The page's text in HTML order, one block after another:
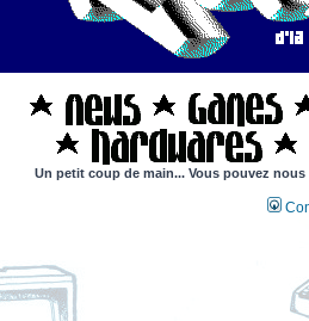
Un petit coup de main... Vous pouvez